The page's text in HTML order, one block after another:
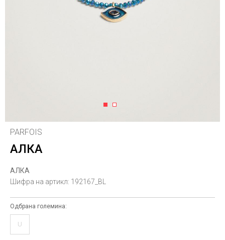
1 2
PARFOIS
АЛКА
АЛКА
Шифра на артикл: 192167_BL
Одбрана големина:
U